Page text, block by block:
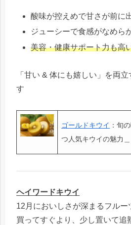
酸味が控えめで甘さが前に
ジューシーで食感がなめら
美容・健康サポート力も高
「甘い & 体にも嬉しい」を両
す
ゴールドキウイ ：旬
つ人気キウイの魅力＿
ヘイワードキウイ
12月においしさが深まるフルー
買ってすぐより、少し置いて追